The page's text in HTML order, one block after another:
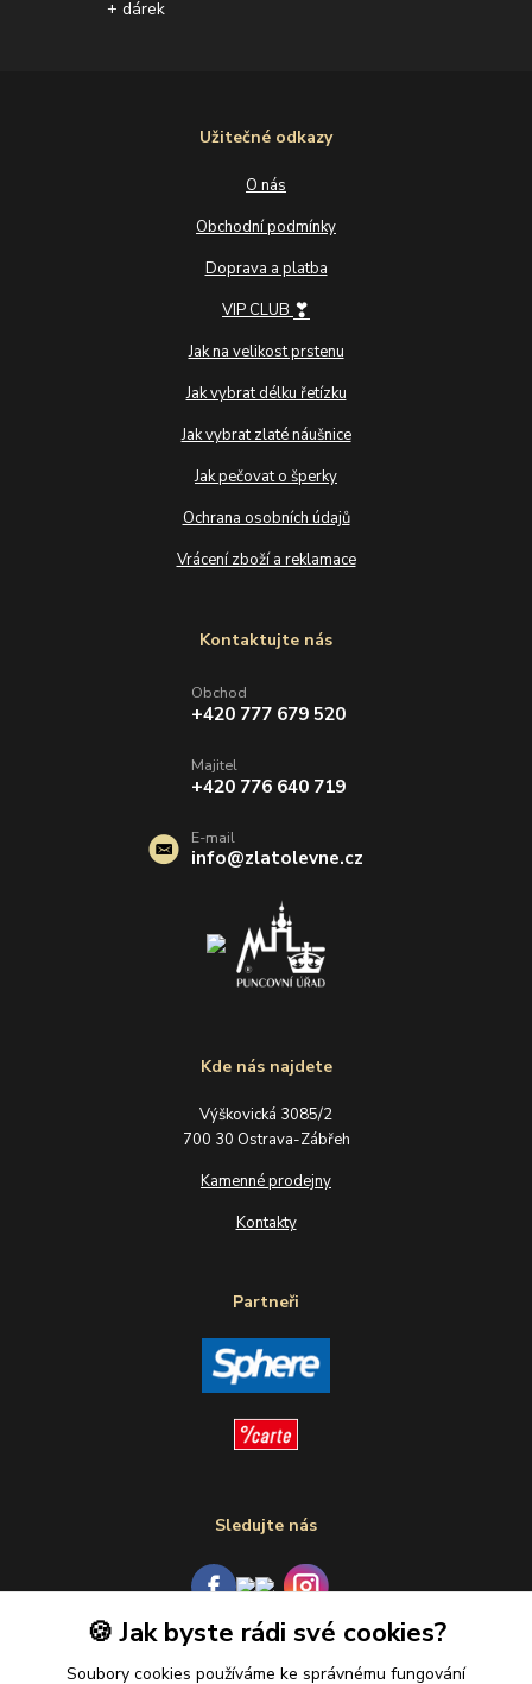
+ dárek
Užitečné odkazy
O nás
Obchodní podmínky
Doprava a platba
VIP CLUB ❣
Jak na velikost prstenu
Jak vybrat délku řetízku
Jak vybrat zlaté náušnice
Jak pečovat o šperky
Ochrana osobních údajů
Vrácení zboží a reklamace
Kde nás najdete
Výškovická 3085/2
700 30 Ostrava-Zábřeh
Kamenné prodejny
Kontakty
Partneři
Sledujte nás
Kontaktujte nás
Obchod
+420 777 679 520
Majitel
+420 776 640 719
E-mail
info@zlatolevne.cz
🍪 Jak byste rádi své cookies?
Soubory cookies používáme ke správnému fungování